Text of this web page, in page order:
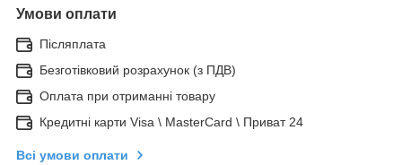
Умови оплати
Післяплата
Безготівковий розрахунок (з ПДВ)
Оплата при отриманні товару
Кредитні карти Visa \ MasterCard \ Приват 24
Всі умови оплати